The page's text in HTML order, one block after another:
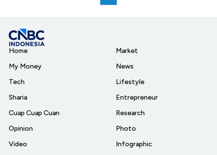
Home
My Money
Tech
Sharia
Cuap Cuap Cuan
Opinion
Video
Market
News
Lifestyle
Entrepreneur
Research
Photo
Infographic